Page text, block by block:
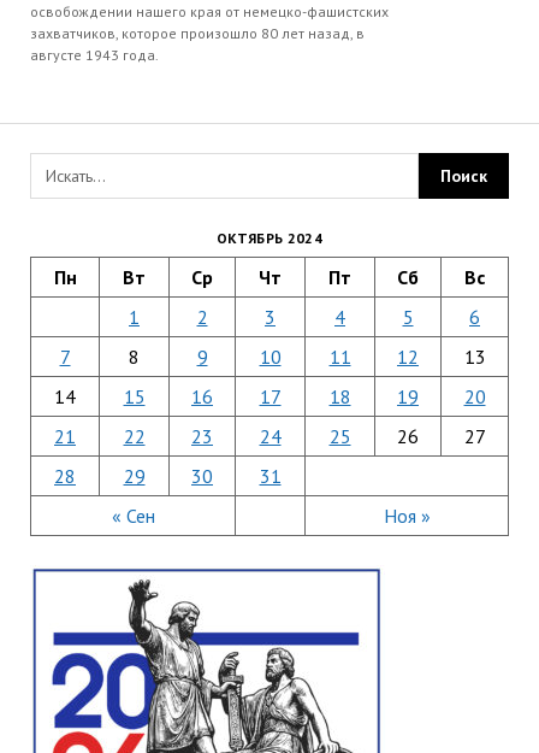
освобождении нашего края от немецко-фашистских
захватчиков, которое произошло 80 лет назад, в
августе 1943 года.
ОКТЯБРЬ 2024
Пн Вт Ср Чт Пт Сб Вс
« Сен Ноя »
1 2 3 4 5
6
7
8 9 10 11 12
13
14
15 16 17 18 19
20
21
22 23 24 25 26
27
28
29 30 31